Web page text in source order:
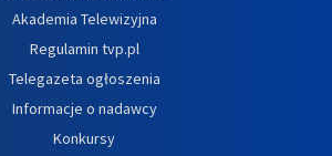
Akademia Telewizyjna
Regulamin tvp.pl
Telegazeta ogłoszenia
Informacje o nadawcy
Konkursy